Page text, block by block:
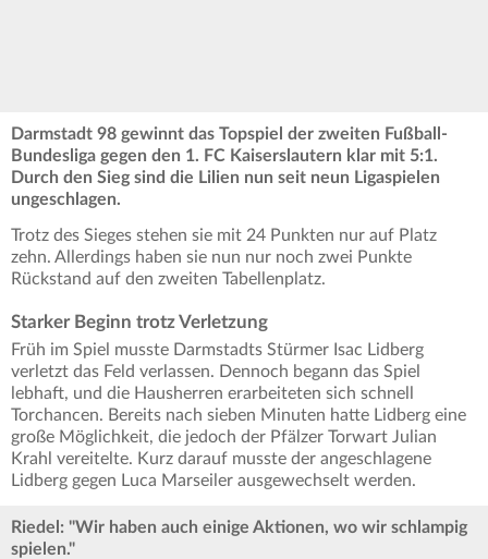
Darmstadt 98 gewinnt das Topspiel der zweiten Fußball-
Bundesliga gegen den 1. FC Kaiserslautern klar mit 5:1.
Durch den Sieg sind die Lilien nun seit neun Ligaspielen
ungeschlagen.
Trotz des Sieges stehen sie mit 24 Punkten nur auf Platz
zehn. Allerdings haben sie nun nur noch zwei Punkte
Rückstand auf den zweiten Tabellenplatz.
Starker Beginn trotz Verletzung
Früh im Spiel musste Darmstadts Stürmer Isac Lidberg
verletzt das Feld verlassen. Dennoch begann das Spiel
lebhaft, und die Hausherren erarbeiteten sich schnell
Torchancen. Bereits nach sieben Minuten hatte Lidberg eine
große Möglichkeit, die jedoch der Pfälzer Torwart Julian
Krahl vereitelte. Kurz darauf musste der angeschlagene
Lidberg gegen Luca Marseiler ausgewechselt werden.
Riedel: "Wir haben auch einige Aktionen, wo wir schlampig
spielen."